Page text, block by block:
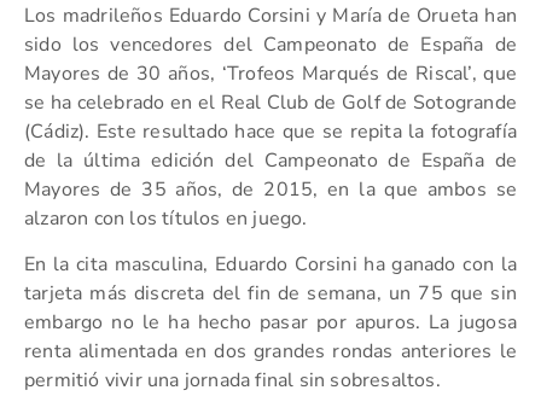
Los madrileños Eduardo Corsini y María de Orueta han
sido los vencedores del Campeonato de España de
Mayores de 30 años, ‘Trofeos Marqués de Riscal’, que
se ha celebrado en el Real Club de Golf de Sotogrande
(Cádiz). Este resultado hace que se repita la fotografía
de la última edición del Campeonato de España de
Mayores de 35 años, de 2015, en la que ambos se
alzaron con los títulos en juego.
En la cita masculina, Eduardo Corsini ha ganado con la
tarjeta más discreta del fin de semana, un 75 que sin
embargo no le ha hecho pasar por apuros. La jugosa
renta alimentada en dos grandes rondas anteriores le
permitió vivir una jornada final sin sobresaltos.